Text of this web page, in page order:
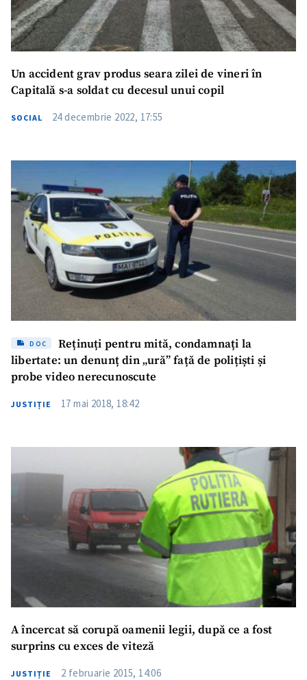
Un accident grav produs seara zilei de vineri în
Capitală s-a soldat cu decesul unui copil
SOCIAL 24 decembrie 2022, 17:55
DOC
Reținuți pentru mită, condamnați la
libertate: un denunț din „ură” față de polițiști și
probe video nerecunoscute
JUSTIȚIE 17 mai 2018, 18:42
A încercat să corupă oamenii legii, după ce a fost
surprins cu exces de viteză
JUSTIȚIE 2 februarie 2015, 14:06